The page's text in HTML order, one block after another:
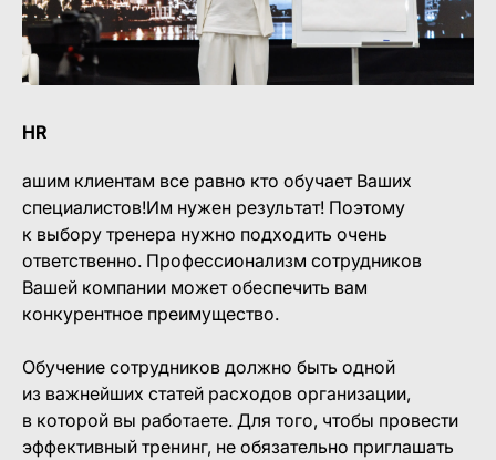
HR
ашим клиентам все равно кто обучает Ваших
специалистов!Им нужен результат! Поэтому
к выбору тренера нужно подходить очень
ответственно. Профессионализм сотрудников
Вашей компании может обеспечить вам
конкурентное преимущество.
Обучение сотрудников должно быть одной
из важнейших статей расходов организации,
в которой вы работаете. Для того, чтобы провести
эффективный тренинг, не обязательно приглашать